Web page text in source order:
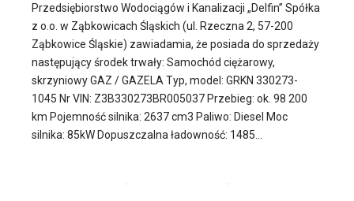
Przedsiębiorstwo Wodociągów i Kanalizacji „Delfin” Spółka
z o.o. w Ząbkowicach Śląskich (ul. Rzeczna 2, 57-200
Ząbkowice Śląskie) zawiadamia, że posiada do sprzedaży
następujący środek trwały: Samochód ciężarowy,
skrzyniowy GAZ / GAZELA Typ, model: GRKN 330273-
1045 Nr VIN: Z3B330273BR005037 Przebieg: ok. 98 200
km Pojemność silnika: 2637 cm3 Paliwo: Diesel Moc
silnika: 85kW Dopuszczalna ładowność: 1485...